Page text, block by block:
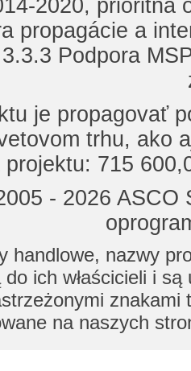
2020, prioritná
propagácie a
Podpora
je propagovať
trhu, ako
715
- 2026
handlowe, nazwy
ich właścicieli i
znakami
na naszych